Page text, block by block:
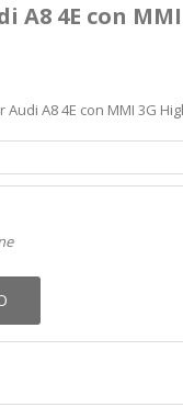
A8 4E con MMI
A8 4E con MMI 3G